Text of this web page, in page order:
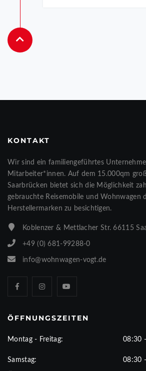
KONTAKT
Wir sind ein familiengeführtes
Mitarbeiter*innen. Auf dem 15.000qm
Saarbrücken bietet sich die Möglichkeit
gebrauchte Reisemobile und Wohnwagen
Herstellermarken zu besichtigen.
Koblenzer & Mettlacher Str. 66115
+49 (0) 681-99288-0
info@wohnwagen-vogt.de
ÖFFNUNGSZEITEN
Montag - Freitag: 08:30
Samstag: 08:30